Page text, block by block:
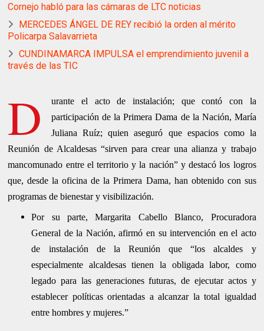
Cornejo habló para las cámaras de LTC noticias
MERCEDES ÁNGEL DE REY recibió la orden al mérito
Policarpa Salavarrieta
CUNDINAMARCA IMPULSA el emprendimiento juvenil a
través de las TIC
D
urante el acto de instalación; que contó con la
participación de la Primera Dama de la Nación, María
Juliana Ruíz; quien aseguró que espacios como la
Reunión de Alcaldesas “sirven para crear una alianza y trabajo
mancomunado entre el territorio y la nación” y destacó los logros
que, desde la oficina de la Primera Dama, han obtenido con sus
programas de bienestar y visibilización.
Por su parte, Margarita Cabello Blanco, Procuradora
General de la Nación, afirmó en su intervención en el acto
de instalación de la Reunión que “los alcaldes y
especialmente alcaldesas tienen la obligada labor, como
legado para las generaciones futuras, de ejecutar actos y
establecer políticas orientadas a alcanzar la total igualdad
entre hombres y mujeres.”